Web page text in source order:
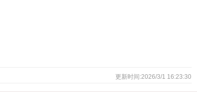
更新时间:2026/3/1 16:23:30